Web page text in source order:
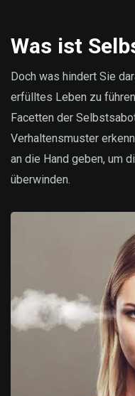
Was ist
Doch was hindert Sie
erfülltes Leben zu
Facetten der
Verhaltensmuster
an die Hand geben, um
überwinden.